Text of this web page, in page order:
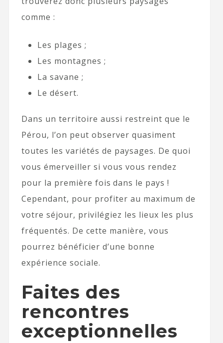
comme :
Les plages ;
Les montagnes ;
La savane ;
Le désert.
Dans un territoire aussi restreint que le
Pérou, l’on peut observer quasiment
toutes les variétés de paysages. De quoi
vous émerveiller si vous vous rendez
pour la première fois dans le pays !
Cependant, pour profiter au maximum de
votre séjour, privilégiez les lieux les plus
fréquentés. De cette manière, vous
pourrez bénéficier d’une bonne
expérience sociale.
Faites des
rencontres
exceptionnelles